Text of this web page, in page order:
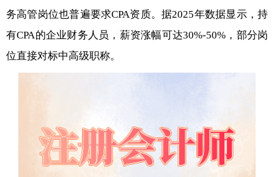
务高管岗位也普遍要求CPA资质。据2025年数据显示，持
有CPA的企业财务人员，薪资涨幅可达30%-50%，部分岗
位直接对标中高级职称。